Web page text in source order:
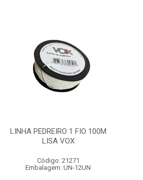
LINHA PEDREIRO 1 FIO 100M
LISA VOX
Código: 21271
Embalagem: UN-12UN